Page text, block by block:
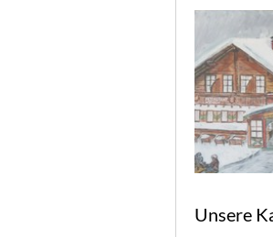
Unsere